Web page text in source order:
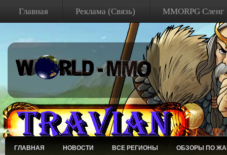
Главная Реклама (Связь) MMORPG Сленг
ГЛАВНАЯ НОВОСТИ ВСЕ РЕГИОНЫ ОБЗОРЫ ПО